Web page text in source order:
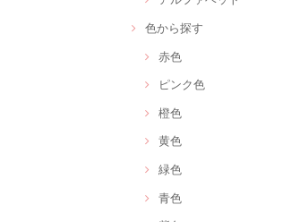
色から探す
赤色
ピンク色
橙色
黄色
緑色
青色